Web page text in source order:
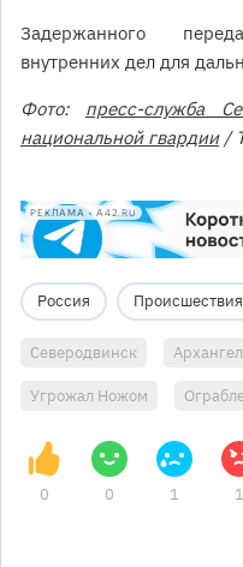
Задержанного
внутренних дел для
Фото: пресс-служба
национальной гвардии/
РЕКЛАМА • A42.RU
Россия Происшествия
Северодвинск
Угрожал Ножом
0 0 1 1